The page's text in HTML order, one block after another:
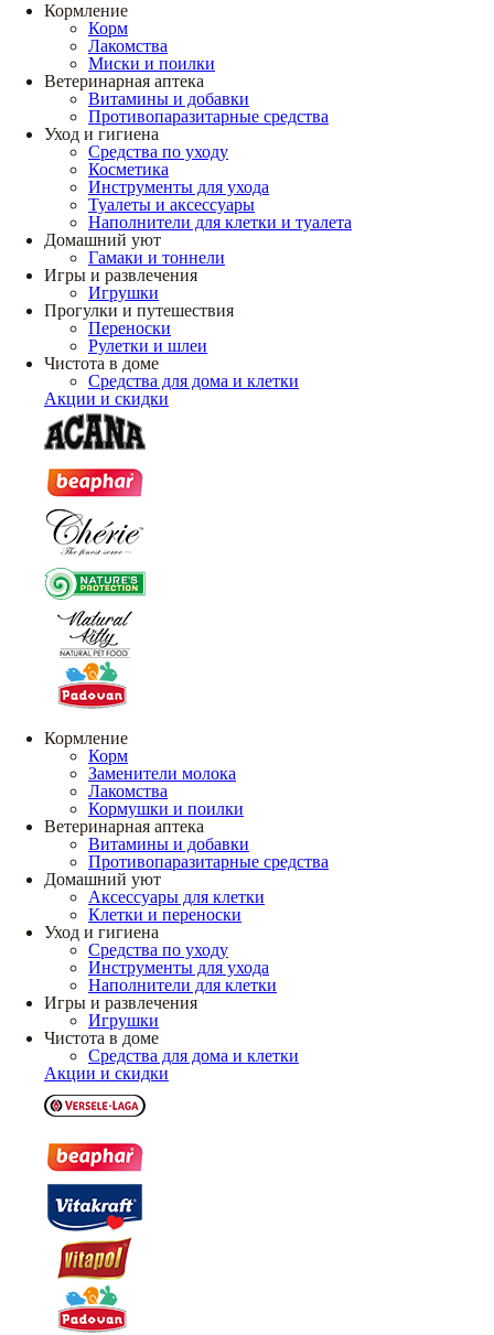
Кормление
Корм
Лакомства
Миски и поилки
Ветеринарная аптека
Витамины и добавки
Противопаразитарные средства
Уход и гигиена
Средства по уходу
Косметика
Инструменты для ухода
Туалеты и аксессуары
Наполнители для клетки и туалета
Домашний уют
Гамаки и тоннели
Игры и развлечения
Игрушки
Прогулки и путешествия
Переноски
Рулетки и шлеи
Чистота в доме
Средства для дома и клетки
Акции и скидки
Кормление
Корм
Заменители молока
Лакомства
Кормушки и поилки
Ветеринарная аптека
Витамины и добавки
Противопаразитарные средства
Домашний уют
Аксессуары для клетки
Клетки и переноски
Уход и гигиена
Средства по уходу
Инструменты для ухода
Наполнители для клетки
Игры и развлечения
Игрушки
Чистота в доме
Средства для дома и клетки
Акции и скидки